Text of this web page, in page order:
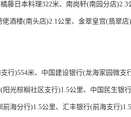
藤日本料理322米、南岗轩(南园分店
酒楼(南头店)2.1公里、金翠皇宫(翡翠
行)554米、中国建设银行(龙海家园微支
光棕榈社区支行)1.5公里、中国民生银
海分行)1.5公里、汇丰银行(前海支行